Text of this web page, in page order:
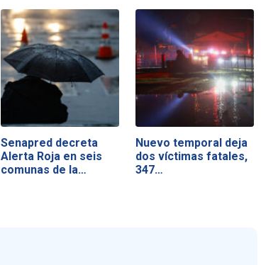
Senapred decreta
Alerta Roja en seis
comunas de la…
Nuevo temporal deja
dos víctimas fatales,
347…